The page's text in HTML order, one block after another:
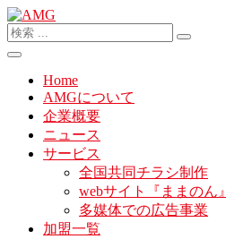
Home
AMGについて
企業概要
ニュース
サービス
全国共同チラシ制作
webサイト『ままのん』
多媒体での広告事業
加盟一覧